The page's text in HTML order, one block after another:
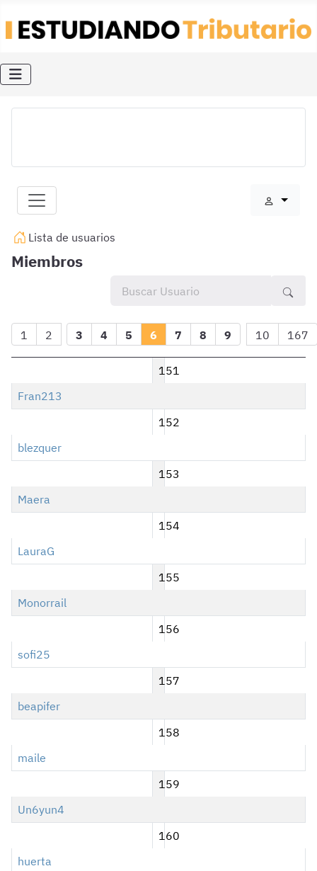
Lista de usuarios
Miembros
1 2 3 4 5 6 7 8 9 10 167
151
Fran213
152
blezquer
153
Maera
154
LauraG
155
Monorrail
156
sofi25
157
beapifer
158
maile
159
Un6yun4
160
huerta